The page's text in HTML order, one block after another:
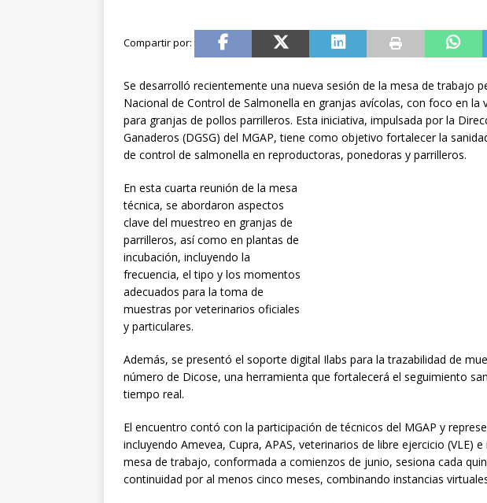
Se desarrolló recientemente una nueva sesión de la mesa de trabajo
Nacional de Control de Salmonella en granjas avícolas, con foco en
para granjas de pollos parrilleros. Esta iniciativa, impulsada por la
Ganaderos (DGSG) del MGAP, tiene como objetivo fortalecer la
de control de salmonella en reproductoras, ponedoras y parrilleros.
En esta cuarta reunión de la mesa
técnica, se abordaron aspectos
clave del muestreo en granjas de
parrilleros, así como en plantas de
incubación, incluyendo la
frecuencia, el tipo y los momentos
adecuados para la toma de
muestras por veterinarios oficiales
y particulares.
Además, se presentó el soporte digital Ilabs para la trazabilidad de
número de Dicose, una herramienta que fortalecerá el seguimiento
tiempo real.
El encuentro contó con la participación de técnicos del MGAP y
incluyendo Amevea, Cupra, APAS, veterinarios de libre ejercicio (VLE)
mesa de trabajo, conformada a comienzos de junio, sesiona cada
continuidad por al menos cinco meses, combinando instancias